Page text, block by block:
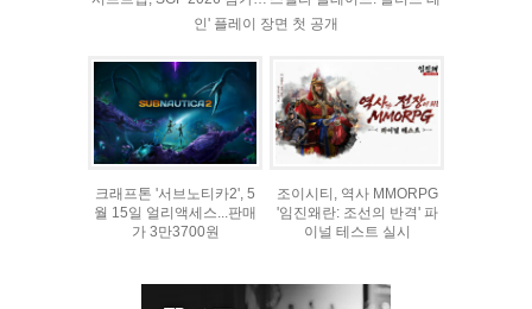
인' 플레이 장면 첫 공개
크래프톤 '서브노티카2', 5
월 15일 얼리액세스...판매
가 3만3700원
조이시티, 역사 MMORPG
'임진왜란: 조선의 반격' 파
이널 테스트 실시